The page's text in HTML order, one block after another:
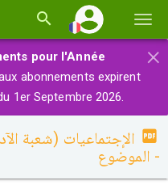
la×
pour l'Année
abonnements expirent
1er Septembre 2026.
- الموضوع